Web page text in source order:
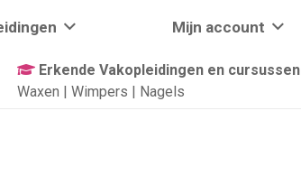
Mijn account
Erkende Vakopleidingen en cursussen
Waxen | Wimpers | Nagels